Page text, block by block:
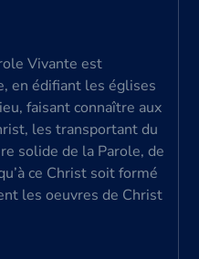
Vivante est
en édifiant les églises
faisant connaître aux
les transportant du
solide de la Parole, de
ce Christ soit formé
les oeuvres de Christ